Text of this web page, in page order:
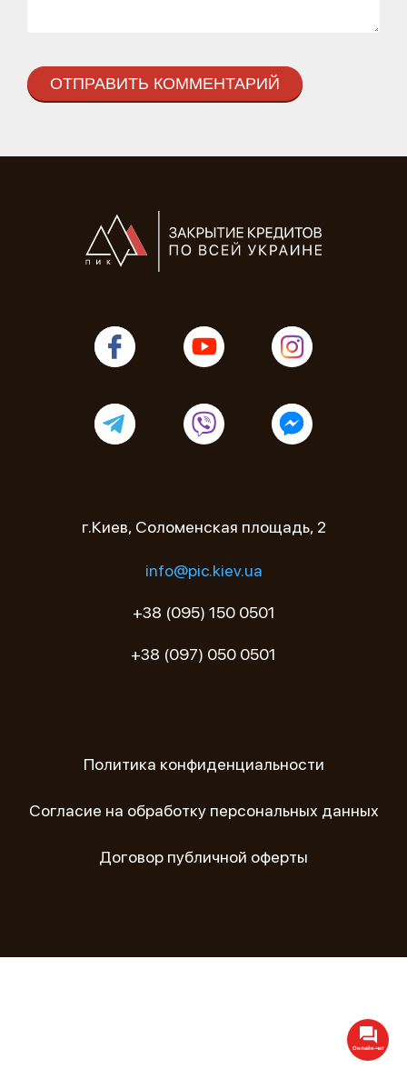
г.Киев, Соломенская площадь, 2
info@pic.kiev.ua
+38 (095) 150 0501
+38 (097) 050 0501
Политика конфиденциальности
Согласие на обработку персональных данных
Договор публичной оферты
Онлайн-чат